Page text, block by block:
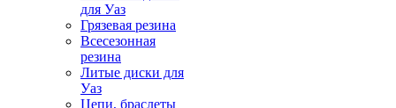
для Уаз
Грязевая резина
Всесезонная
резина
Литые диски для
Уаз
Цепи, браслеты